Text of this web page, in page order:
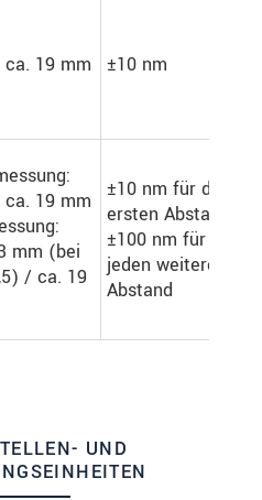
19 mm
±10 nm
19 mm
mm (bei
/ ca. 19
±10 nm für den
ersten Abstand
±100 nm für
jeden weiteren
Abstand
UND